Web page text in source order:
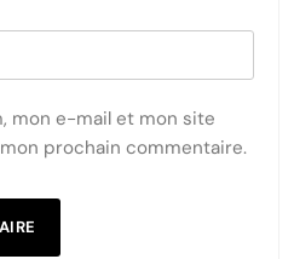
mon e-mail et mon site
prochain commentaire.